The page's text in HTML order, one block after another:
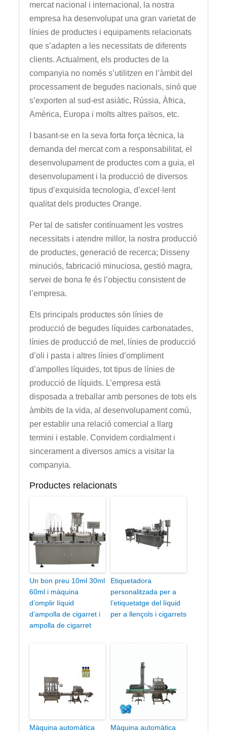
mercat nacional i internacional, la nostra
empresa ha desenvolupat una gran varietat de
línies de productes i equipaments relacionats
que s’adapten a les necessitats de diferents
clients. Actualment, els productes de la
companyia no només s’utilitzen en l’àmbit del
processament de begudes nacionals, sinó que
s’exporten al sud-est asiàtic, Rússia, Àfrica,
Amèrica, Europa i molts altres països, etc.
I basant-se en la seva forta força tècnica, la
demanda del mercat com a responsabilitat, el
desenvolupament de productes com a guia, el
desenvolupament i la producció de diversos
tipus d’exquisida tecnologia, d’excel·lent
qualitat dels productes Orange.
Per tal de satisfer contínuament les vostres
necessitats i atendre millor, la nostra producció
de productes, generació de recerca; Disseny
minuciós, fabricació minuciosa, gestió magra,
servei de bona fe és l’objectiu consistent de
l’empresa.
Els principals productes són línies de
producció de begudes líquides carbonatades,
línies de producció de mel, línies de producció
d’oli i pasta i altres línies d’ompliment
d’ampolles líquides, tot tipus de línies de
producció de líquids. L’empresa està
disposada a treballar amb persones de tots els
àmbits de la vida, al desenvolupament comú,
per establir una relació comercial a llarg
termini i estable. Convidem cordialment i
sincerament a diversos amics a visitar la
companyia.
Productes relacionats
Un bon preu 10ml 30ml
60ml i màquina
d’omplir líquid
d’ampolla de cigarret i
ampolla de cigarret
Etiquetadora
personalitzada per a
l’etiquetatge del líquid
per a llençols i cigarrets
Màquina automàtica Màquina automàtica